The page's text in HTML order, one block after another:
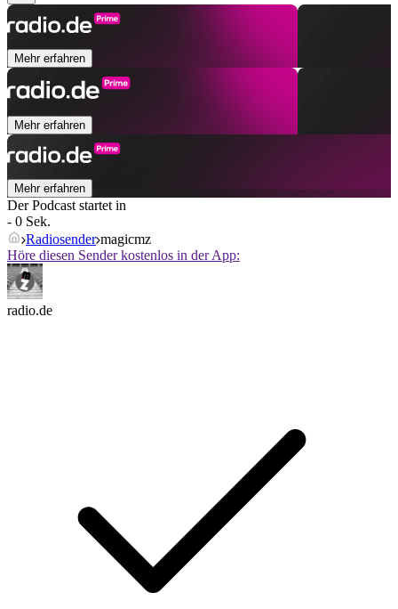
Mehr erfahren
Mehr erfahren
Mehr erfahren
Der Podcast startet in
- 0 Sek.
Radiosender magicmz
Höre diesen Sender kostenlos in der App:
radio.de